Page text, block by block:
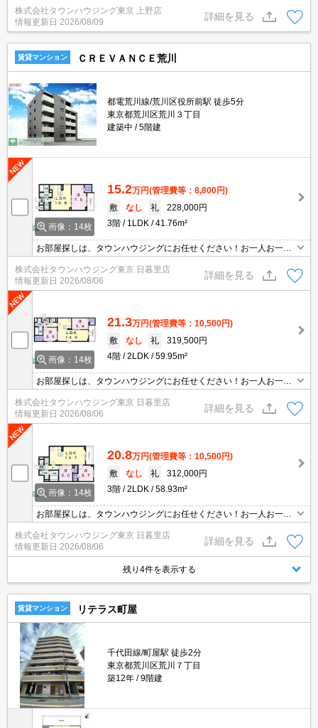
株式会社タウンハウジング東京 上野店
情報更新日 2026/08/09
詳細を見る
賃貸マンション ＣＲＥＶＡＮＣＥ荒川
都電荒川線/荒川区役所前駅 徒歩5分
東京都荒川区荒川３丁目
建築中
5階建
画像：14枚
15.2万円(管理費等：8,800円)
敷
なし 礼
228,000円
3階
1LDK 41.76m²
お部屋探しは、タウンハウジングにお任せください！お一人お一人
様に合ったお部屋をお探し致します。分からないことは何でもご相
談くださいませ。
株式会社タウンハウジング東京 日暮里店
情報更新日 2026/08/06
詳細を見る
画像：14枚
21.3万円(管理費等：10,500円)
敷
なし 礼
319,500円
4階
2LDK 59.95m²
お部屋探しは、タウンハウジングにお任せください！お一人お一人
様に合ったお部屋をお探し致します。分からないことは何でもご相
談くださいませ。
株式会社タウンハウジング東京 日暮里店
情報更新日 2026/08/06
詳細を見る
画像：14枚
20.8万円(管理費等：10,500円)
敷
なし 礼
312,000円
3階
2LDK 58.93m²
お部屋探しは、タウンハウジングにお任せください！お一人お一人
様に合ったお部屋をお探し致します。分からないことは何でもご相
談くださいませ。
株式会社タウンハウジング東京 日暮里店
情報更新日 2026/08/06
詳細を見る
残り4件を表示する
賃貸マンション リテラス町屋
千代田線/町屋駅 徒歩2分
東京都荒川区荒川７丁目
築12年
9階建